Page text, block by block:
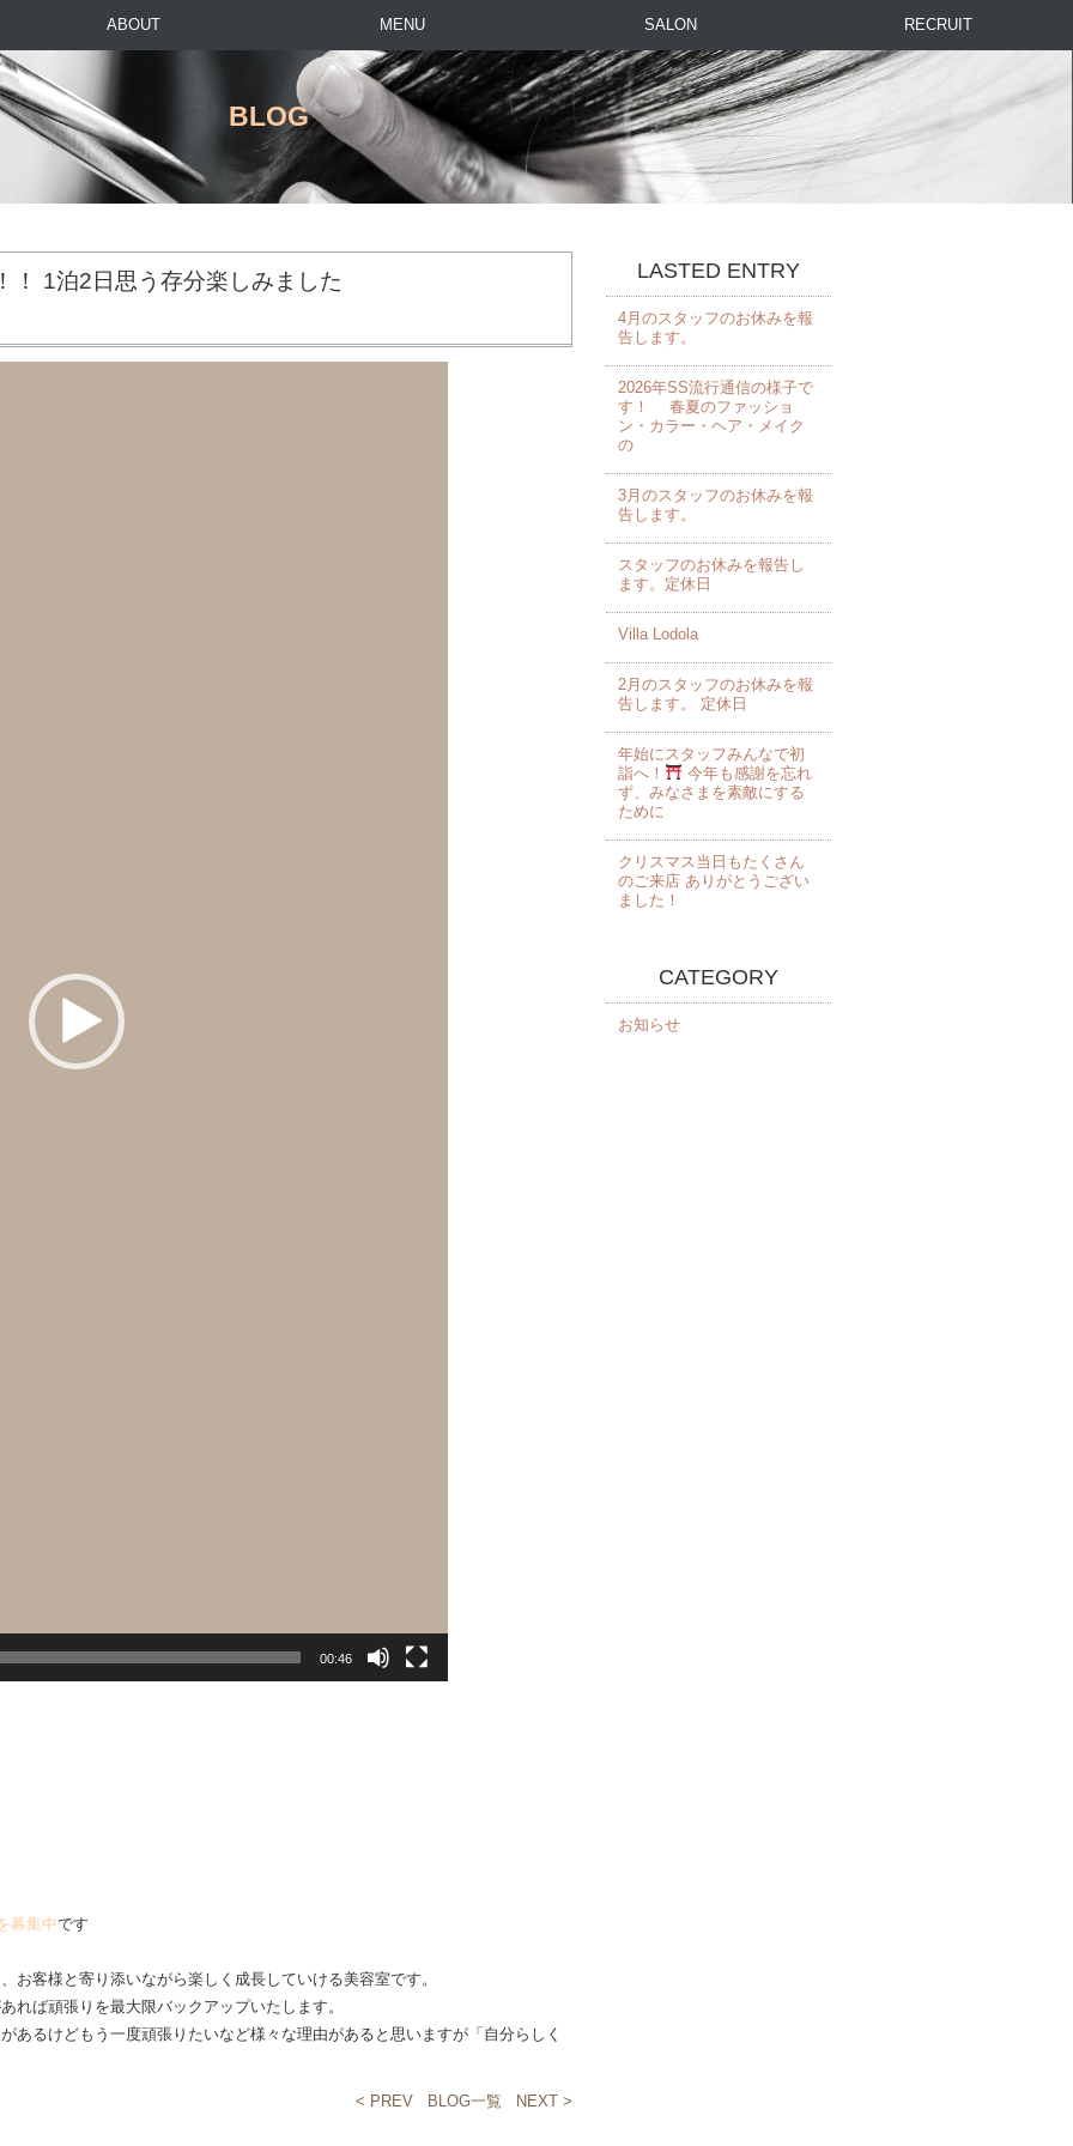
ABOUT MENU SALON RECRUIT
BLOG
！ 1泊2日思う存分楽しみました
00:46
募集中です
お客様と寄り添いながら楽しく成長していける美容室です。
れば頑張りを最大限バックアップいたします。
あるけどもう一度頑張りたいなど様々な理由があると思いますが「自分らしく
< PREV BLOG一覧 NEXT >
LASTED ENTRY
4月のスタッフのお休みを報
告します。 ⁡
2026年SS流行通信の様子で
す！ 春夏のファッショ
ン・カラー・ヘア・メイク
の
3月のスタッフのお休みを報
告します。 ⁡
スタッフのお休みを報告し
ます。定休日
Villa Lodola
2月のスタッフのお休みを報
告します。 定休日
年始にスタッフみんなで初
詣へ！
今年も感謝を忘れ
ず、みなさまを素敵にする
ために
クリスマス当日もたくさん
のご来店 ありがとうござい
ました！️
CATEGORY
お知らせ